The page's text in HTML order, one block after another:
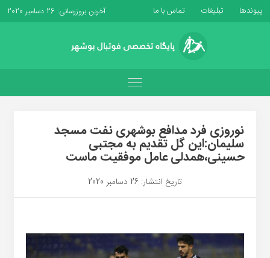
پیوندها تبلیغات تماس با ما آخرین بروزرسانی: 26 دسامبر 2020
نوروزی فرد مدافع بوشهری نفت مسجد
سلیمان:این گل تقدیم به مجتبی
حسینی،همدلی عامل موفقیت ماست
تاریخ انتشار: 26 دسامبر 2020